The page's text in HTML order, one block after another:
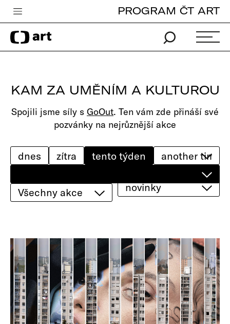
Česká televize
Zpravodajství
iVysílání
TV program
edu
PROGRAM ČT ART
KAM ZA UMĚNÍM A KULTUROU
Spojili jsme síly s GoOut. Ten vám zde přináší své
pozvánky na nejrůznější akce
Všechny akce
dnes zítra tento týden
novinky